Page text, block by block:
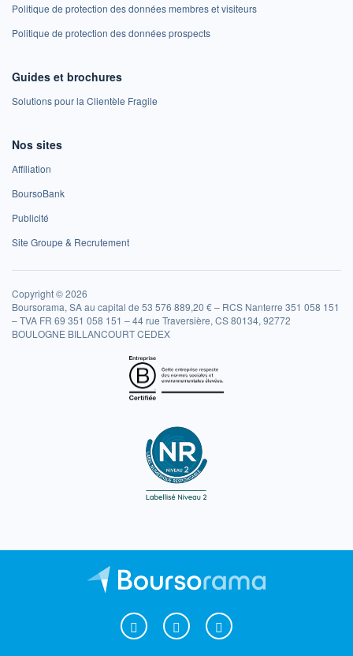
Politique de protection des données membres et visiteurs
Politique de protection des données prospects
Guides et brochures
Solutions pour la Clientèle Fragile
Nos sites
Affiliation
BoursoBank
Publicité
Site Groupe & Recrutement
Copyright © 2026
Boursorama, SA au capital de 53 576 889,20 € – RCS Nanterre 351 058 151
– TVA FR 69 351 058 151 – 44 rue Traversière, CS 80134, 92772
BOULOGNE BILLANCOURT CEDEX
Boursorama sur Facebook
Boursorama sur XBoursorama sur